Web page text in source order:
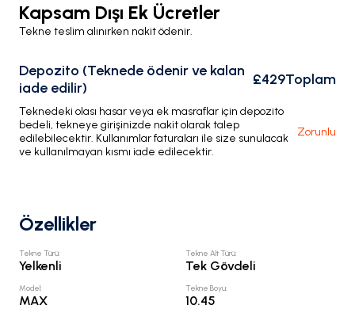
Kapsam Dışı Ek Ücretler
Tekne teslim alınırken nakit ödenir.
Depozito (Teknede ödenir ve kalan
iade edilir)
£429Toplam
Teknedeki olası hasar veya ek masraflar için depozito
bedeli, tekneye girişinizde nakit olarak talep
edilebilecektir. Kullanımlar faturaları ile size sunulacak
ve kullanılmayan kısmı iade edilecektir.
Zorunlu
Özellikler
Tekne Türü:
Yelkenli
Tekne Alt Türü:
Tek Gövdeli
Model:
MAX
Tekne Boyu:
10.45